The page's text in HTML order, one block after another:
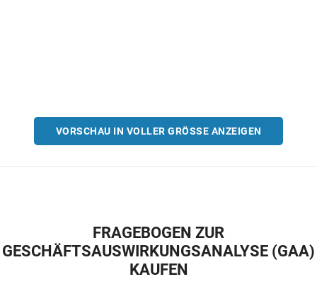
VORSCHAU IN VOLLER GRÖSSE ANZEIGEN
FRAGEBOGEN ZUR
GESCHÄFTSAUSWIRKUNGSANALYSE (GAA)
KAUFEN